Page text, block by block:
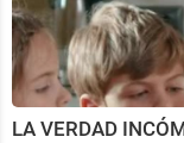
LA VERDAD